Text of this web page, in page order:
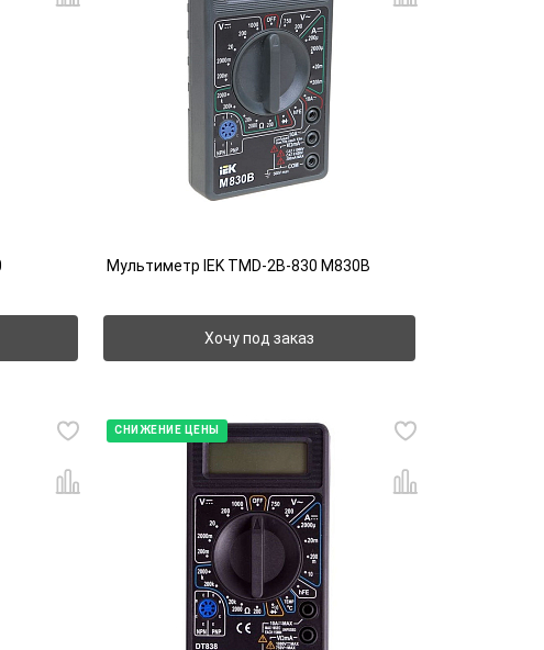
Мультиметр IEK TMD-2B-830 M830B
Хочу под заказ
СНИЖЕНИЕ ЦЕНЫ